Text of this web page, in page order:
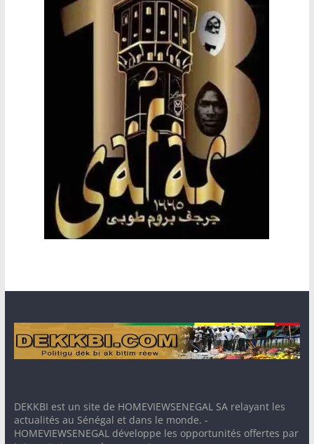
DEKKBI est un site de HOMEVIEWSENEGAL SA relayant les
actualités au Sénégal et dans le monde. -
HOMEVIEWSENEGAL développe les opportunités offertes par